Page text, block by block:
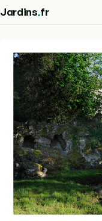
Jardins.fr